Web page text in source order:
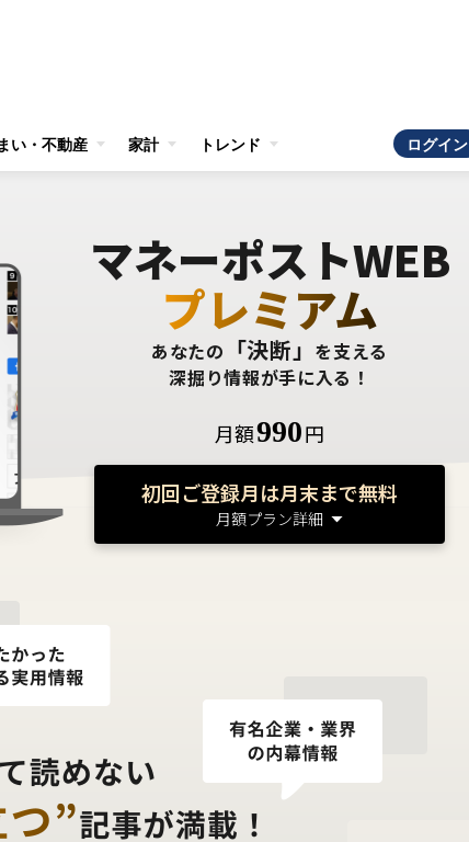
い・不動産 家計 トレンド ログイン
マネーポストWEB
プレミアム
あなたの 「決断」 を支える
深掘り情報が手に入る！
月額990円
初回ご登録月は月末まで無料
月額プラン詳細